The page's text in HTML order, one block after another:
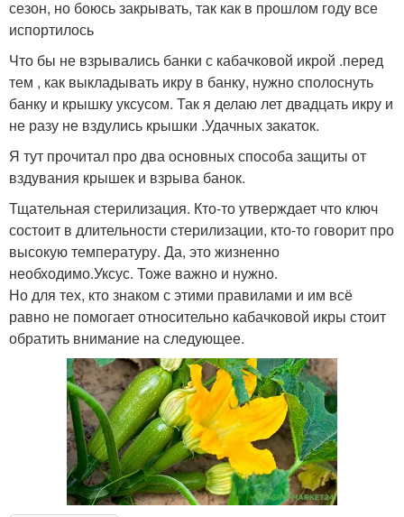
сезон, но боюсь закрывать, так как в прошлом году все
испортилось
Что бы не взрывались банки с кабачковой икрой .перед
тем , как выкладывать икру в банку, нужно сполоснуть
банку и крышку уксусом. Так я делаю лет двадцать икру и
не разу не вздулись крышки .Удачных закаток.
Я тут прочитал про два основных способа защиты от
вздувания крышек и взрыва банок.
Тщательная стерилизация. Кто-то утверждает что ключ
состоит в длительности стерилизации, кто-то говорит про
высокую температуру. Да, это жизненно
необходимо.Уксус. Тоже важно и нужно.
Но для тех, кто знаком с этими правилами и им всё
равно не помогает относительно кабачковой икры стоит
обратить внимание на следующее.